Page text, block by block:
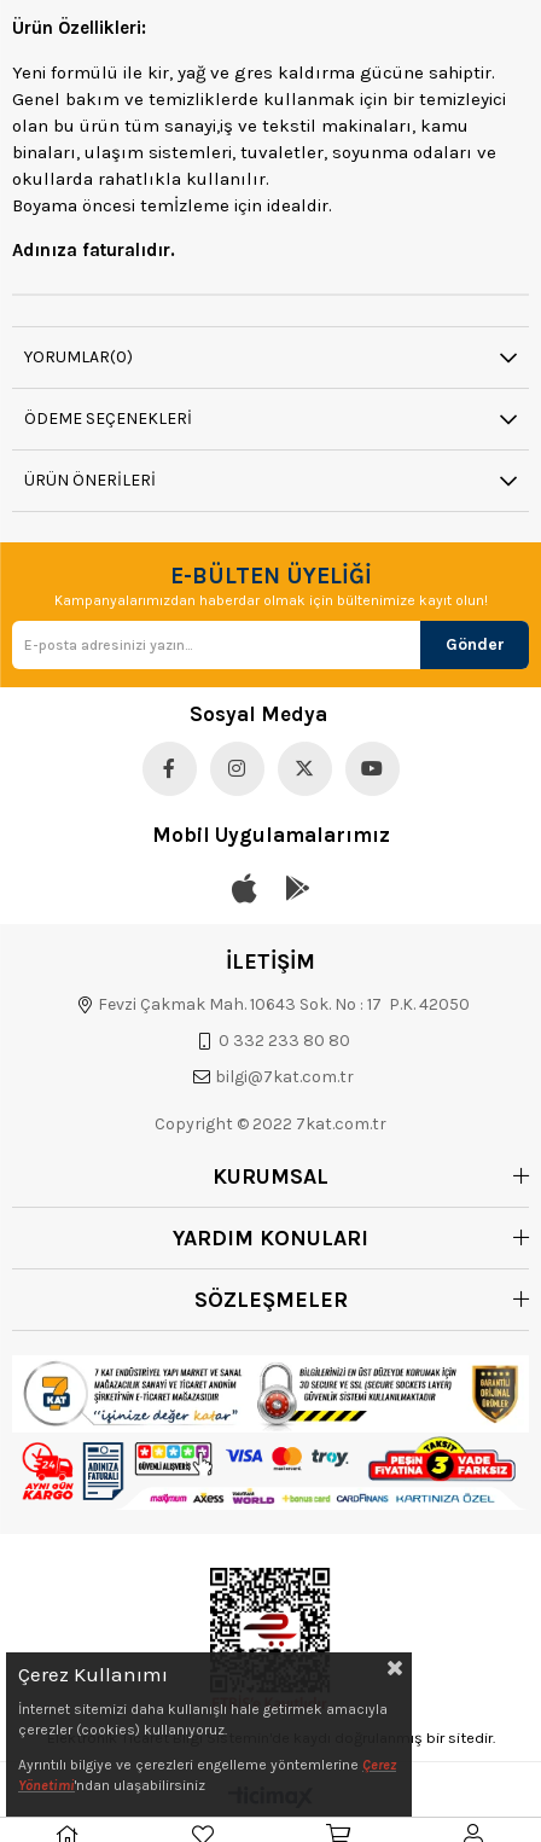
Ürün Özellikleri:
Yeni formülü ile kir, yağ ve gres kaldırma gücüne sahiptir.
Genel bakım ve temizliklerde kullanmak için bir temizleyici
olan bu ürün tüm sanayi,iş ve tekstil makinaları, kamu
binaları, ulaşım sistemleri, tuvaletler, soyunma odaları ve
okullarda rahatlıkla kullanılır.
Boyama öncesi temİzleme için idealdir.
Adınıza faturalıdır.
YORUMLAR(0)
ÖDEME SEÇENEKLERI
ÜRÜN ÖNERILERI
E-BÜLTEN ÜYELİĞİ
Kampanyalarımızdan haberdar olmak için bültenimize kayıt olun!
Gönder
Sosyal Medya
Mobil Uygulamalarımız
İLETİŞİM
Fevzi Çakmak Mah. 10643 Sok. No : 17 P.K. 42050
0 332 233 80 80
bilgi@7kat.com.tr
Copyright © 2022 7kat.com.tr
KURUMSAL
YARDIM KONULARI
SÖZLEŞMELER
Elektronik Ticaret Bilgi Sistemin'de kaydı doğrulanmış bir sitedir.
Çerez Kullanımı
İnternet sitemizi daha kullanışlı hale getirmek amacıyla
çerezler (cookies) kullanıyoruz.
Ayrıntılı bilgiye ve çerezleri engelleme yöntemlerine Çerez
Yönetimi'ndan ulaşabilirsiniz